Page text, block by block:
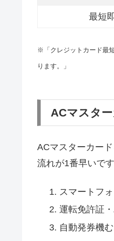
最短
※「クレジットカード最
ります。」
ACマスタ
ACマスターカー
流れが1番早いです
スマートフ
運転免許証
自動発券機